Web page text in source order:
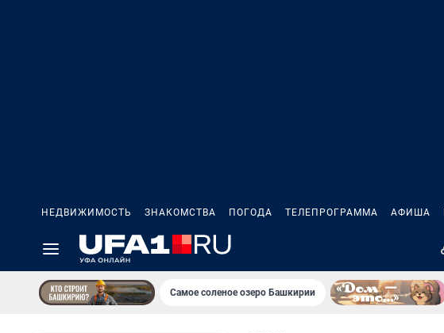
НЕДВИЖИМОСТЬ ЗНАКОМСТВА ПОГОДА ТЕЛЕПРОГРАММА АФИША
Самое соленое озеро Башкирии